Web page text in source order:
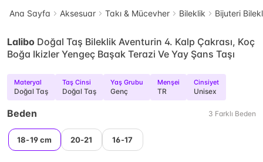
Ana Sayfa Aksesuar Takı & Mücevher Bileklik Bijuteri
Lalibo Doğal Taş Bileklik Aventurin 4. Kalp Çakrası, Koç
Boğa Ikizler Yengeç Başak Terazi Ve Yay Şans Taşı
Materyal
Doğal Taş
Taş Cinsi
Doğal Taş
Yaş Grubu
Genç
Menşei
TR
Cinsiyet
Unisex
Beden 3 Farklı Beden
18-19 cm 20-21 16-17